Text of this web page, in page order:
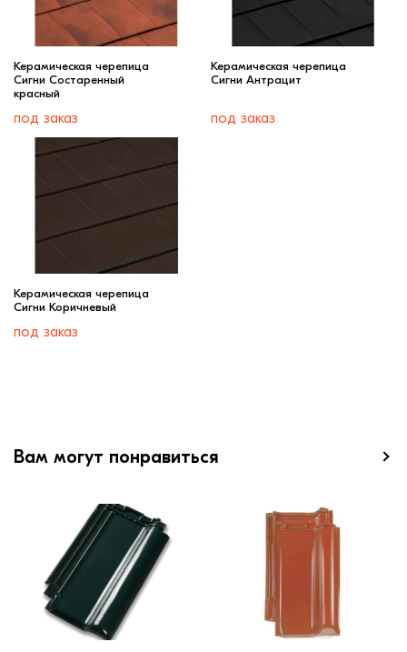
Керамическая черепица
Сигни Состаренный
красный
под заказ
Керамическая черепица
Сигни Антрацит
под заказ
Керамическая черепица
Сигни Коричневый
под заказ
Вам могут понравиться